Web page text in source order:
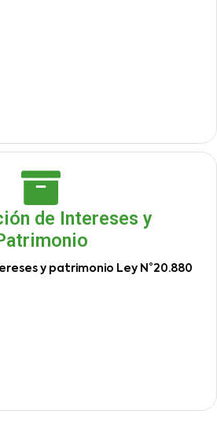
de Intereses y
y patrimonio Ley N°20.880